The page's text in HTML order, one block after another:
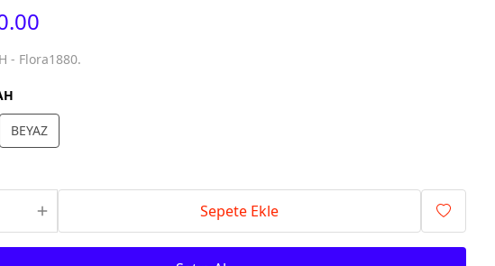
- Flora1880.
BEYAZ
Sepete Ekle